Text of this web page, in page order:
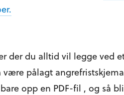
der du alltid vil legge ved
pålagt
opp en PDF-fil , og så